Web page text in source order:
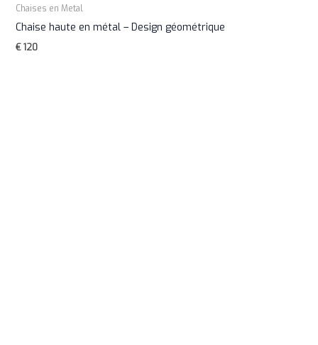
Chaises en Metal
Chaise haute en métal – Design géométrique
€120